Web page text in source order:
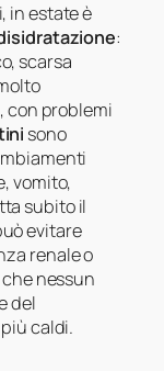
in estate è
:
scarsa
con problemi
sono
vomito,
subito il
evitare
renale o
nessun
del
caldi.